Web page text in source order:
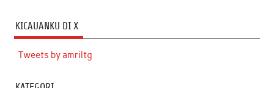
KICAUANKU DI X
Tweets by amriltg